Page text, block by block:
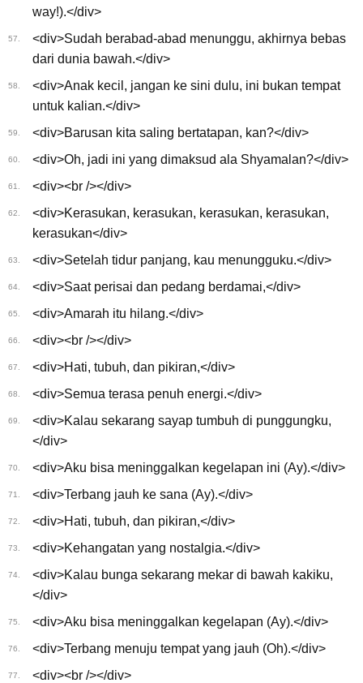
way!).</div>
57.
<div>Sudah berabad-abad menunggu, akhirnya bebas
dari dunia bawah.</div>
58.
<div>Anak kecil, jangan ke sini dulu, ini bukan tempat
untuk kalian.</div>
59. <div>Barusan kita saling bertatapan, kan?</div>
60. <div>Oh, jadi ini yang dimaksud ala Shyamalan?</div>
61. <div><br /></div>
62.
<div>Kerasukan, kerasukan, kerasukan, kerasukan,
kerasukan</div>
63. <div>Setelah tidur panjang, kau menungguku.</div>
64. <div>Saat perisai dan pedang berdamai,</div>
65. <div>Amarah itu hilang.</div>
66. <div><br /></div>
67. <div>Hati, tubuh, dan pikiran,</div>
68. <div>Semua terasa penuh energi.</div>
69.
<div>Kalau sekarang sayap tumbuh di punggungku,
</div>
70. <div>Aku bisa meninggalkan kegelapan ini (Ay).</div>
71. <div>Terbang jauh ke sana (Ay).</div>
72. <div>Hati, tubuh, dan pikiran,</div>
73. <div>Kehangatan yang nostalgia.</div>
74.
<div>Kalau bunga sekarang mekar di bawah kakiku,
</div>
75. <div>Aku bisa meninggalkan kegelapan (Ay).</div>
76. <div>Terbang menuju tempat yang jauh (Oh).</div>
77. <div><br /></div>